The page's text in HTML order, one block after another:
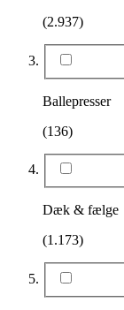
(2.937)
Ballepresser
(136)
Dæk & fælge
(1.173)